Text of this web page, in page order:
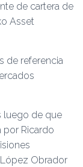
de cartera de
Asset
de referencia
luego de que
por Ricardo
Obrador